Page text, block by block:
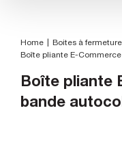
Home Boites à
Boîte pliante E-
Boîte pliante
bande